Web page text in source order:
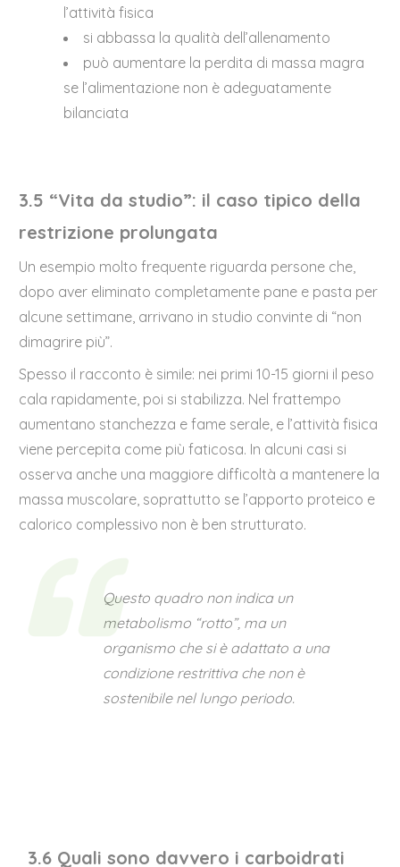
l’attività fisica
si abbassa la qualità dell’allenamento
può aumentare la perdita di massa magra
se l’alimentazione non è adeguatamente
bilanciata
3.5 “Vita da studio”: il caso tipico della
restrizione prolungata
Un esempio molto frequente riguarda persone che,
dopo aver eliminato completamente pane e pasta per
alcune settimane, arrivano in studio convinte di “non
dimagrire più”.
Spesso il racconto è simile: nei primi 10-15 giorni il peso
cala rapidamente, poi si stabilizza. Nel frattempo
aumentano stanchezza e fame serale, e l’attività fisica
viene percepita come più faticosa. In alcuni casi si
osserva anche una maggiore difficoltà a mantenere la
massa muscolare, soprattutto se l’apporto proteico e
calorico complessivo non è ben strutturato.
Questo quadro non indica un
metabolismo “rotto”, ma un
organismo che si è adattato a una
condizione restrittiva che non è
sostenibile nel lungo periodo.
3.6 Quali sono davvero i carboidrati